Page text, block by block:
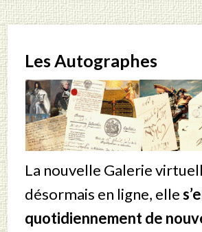
Les Autographes
La nouvelle Galerie
désormais en ligne, elle
quotidiennement de